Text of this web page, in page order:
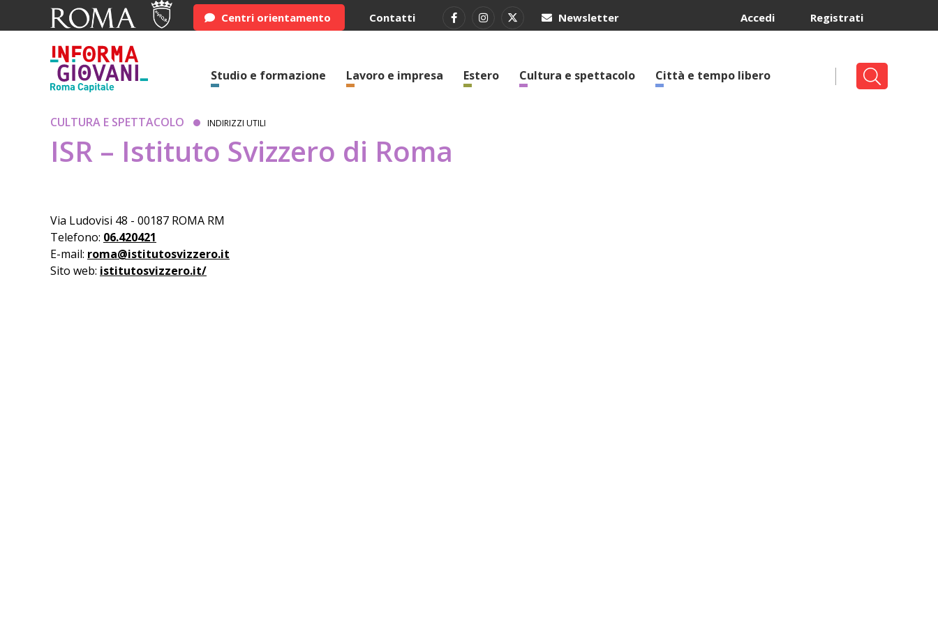
Centri orientamento Contatti Newsletter Registrati
Accedi
Studio e formazione Lavoro e impresa Estero Cultura e spettacolo Città e tempo libero
CULTURA E SPETTACOLO INDIRIZZI UTILI
ISR – Istituto Svizzero di Roma
Via Ludovisi 48 - 00187 ROMA RM
Telefono: 06.420421
E-mail: roma@istitutosvizzero.it
Sito web: istitutosvizzero.it/